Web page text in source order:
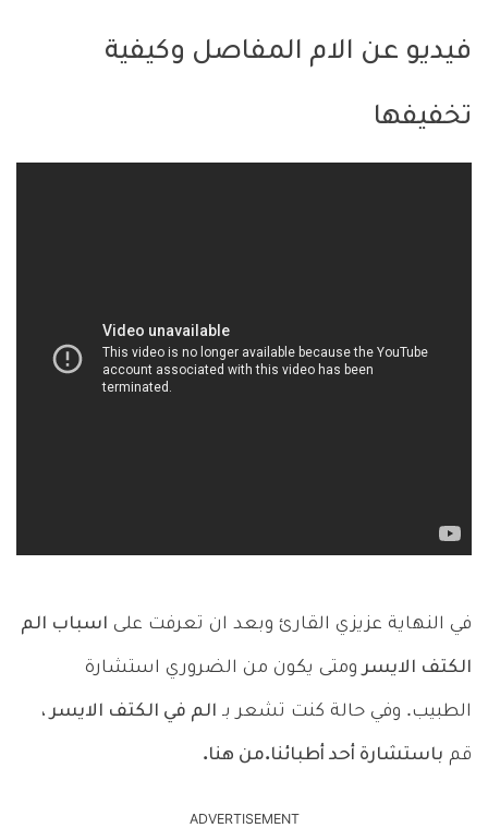
فيديو عن الام المفاصل وكيفية
تخفيفها
في النهاية عزيزي القارئ وبعد ان تعرفت على اسباب الم
الكتف الايسرومتى يكون من الضروري استشارة
الطبيب. وفي حالة كنت تشعر بـ الم في الكتف الايسر ،
قم باستشارة أحد أطبائنا.من هنا.
ADVERTISEMENT